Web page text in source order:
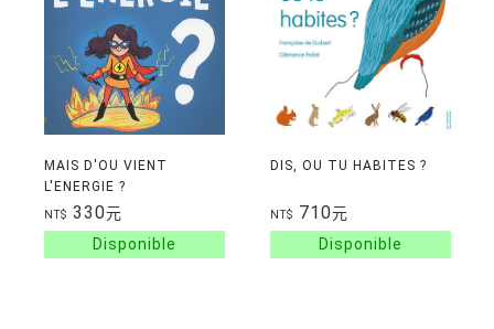
MAIS D'OU VIENT
L'ENERGIE ?
NT$ 330元
DIS, OU TU HABITES ?
NT$ 710元